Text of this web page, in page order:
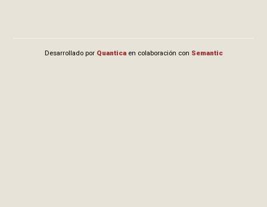
Desarrollado por Quanticaen colaboración con Semantic